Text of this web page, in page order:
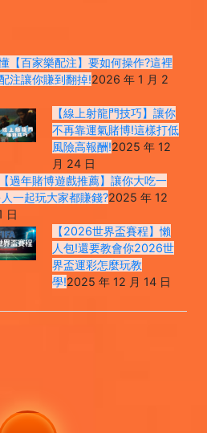
【百家樂配注】要如何操作?這裡
注讓你賺到翻掉!2026 年 1 月 2
【線上射龍門技巧】讓你
不再靠運氣賭博!這樣打低
風險高報酬!2025 年 12
月 24 日
過年賭博遊戲推薦】讓你大吃一
一起玩大家都賺錢?2025 年 12
日
【2026世界盃賽程】懶
人包!還要教會你2026世
界盃運彩怎麼玩教
學!2025 年 12 月 14 日